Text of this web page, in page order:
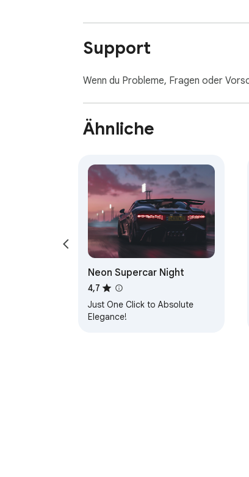
Support
Wenn du Probleme, Fragen oder
Ähnliche
Neon Supercar Night
4,7
Just One Click to Absolute
Elegance!